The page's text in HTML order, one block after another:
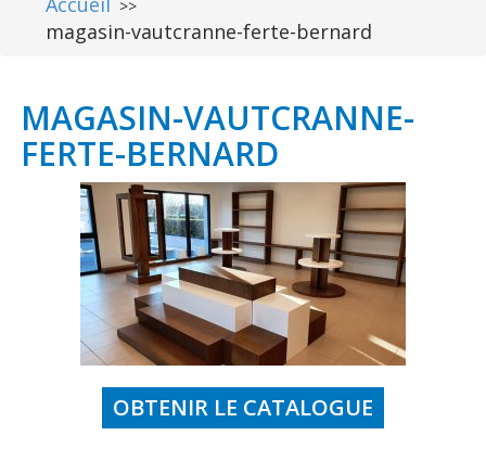
>>
magasin-vautcranne-ferte-bernard
MAGASIN-VAUTCRANNE-
FERTE-BERNARD
OBTENIR LE CATALOGUE